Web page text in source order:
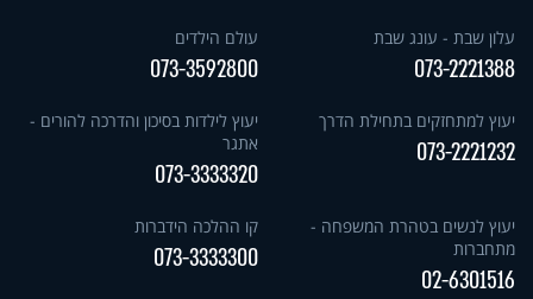
עלון שבת - עונג שבת
073-2221388
עולם הילדים
073-3592800
יעוץ למתחזקים בתחילת הדרך
073-2221232
יעוץ לילדות בסיכון והדרכה להורים -
אתגר
073-3333320
יעוץ לנשים בטהרת המשפחה -
מתחברות
02-6301516
קו ההלכה הידברות
073-3333300